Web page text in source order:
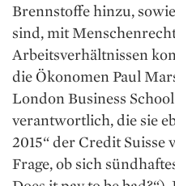
Brennstoffe hinzu,
sind, mit
Arbeitsverhältnissen
die Ökonomen Paul
London Business
verantwortlich, die sie
2015“ der Credit
Frage, ob sich